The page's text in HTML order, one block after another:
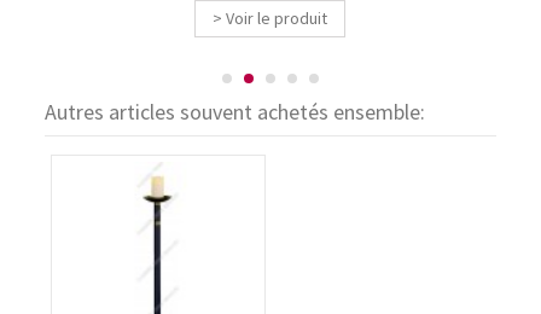
> Voir le produit
Autres articles souvent achetés ensemble: